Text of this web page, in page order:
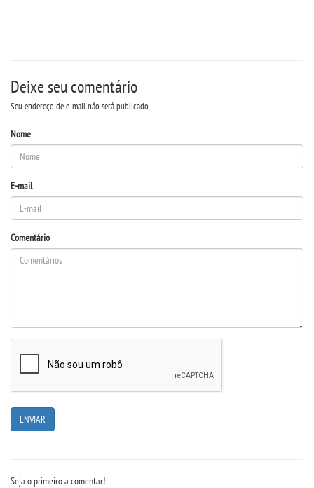
PUBLICAÃ§ÃΜES
UNIESP NEWS
REPOSITÃ³RIO
BIBLIOTECA
DISCENTES
EAD
Deixe seu comentário
Seu endereço de e-mail não será publicado.
Nome
E-mail
Comentário
Seja o primeiro a comentar!